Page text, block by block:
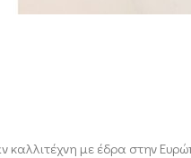
με έδρα στην